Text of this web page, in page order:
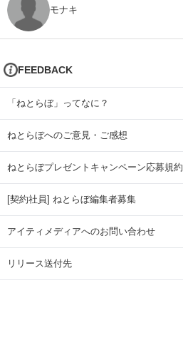
モナキ
FEEDBACK
「ねとらぼ」ってなに？
ねとらぼへのご意見・ご感想
ねとらぼプレゼントキャンペーン応募規約
[契約社員] ねとらぼ編集者募集
アイティメディアへのお問い合わせ
リリース送付先